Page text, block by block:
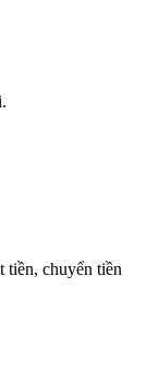
tiền, chuyển tiền